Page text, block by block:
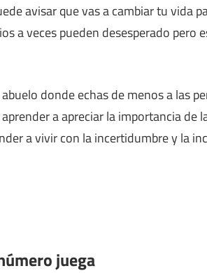
avisar que vas a cambiar tu vida
a veces pueden desesperado pero
donde echas de menos a las
a apreciar la importancia de
a vivir con la incertidumbre y la
juega